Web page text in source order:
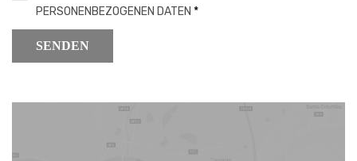
PERSONENBEZOGENEN DATEN *
SENDEN